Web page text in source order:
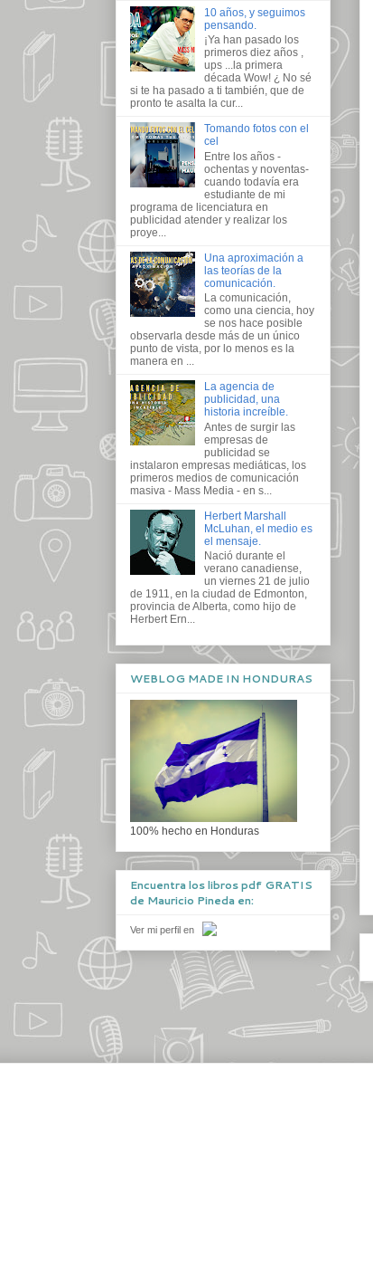
10 años, y seguimos
pensando.
¡Ya han pasado los
primeros diez años ,
ups ...la primera
década Wow! ¿ No sé
si te ha pasado a ti también, que de
pronto te asalta la cur...
Tomando fotos con el
cel
Entre los años -
ochentas y noventas-
cuando todavía era
estudiante de mi
programa de licenciatura en
publicidad atender y realizar los
proye...
Una aproximación a
las teorías de la
comunicación.
La comunicación,
como una ciencia, hoy
se nos hace posible
observarla desde más de un único
punto de vista, por lo menos es la
manera en ...
La agencia de
publicidad, una
historia increíble.
Antes de surgir las
empresas de
publicidad se
instalaron empresas mediáticas, los
primeros medios de comunicación
masiva - Mass Media - en s...
Herbert Marshall
McLuhan, el medio es
el mensaje.
Nació durante el
verano canadiense,
un viernes 21 de julio
de 1911, en la ciudad de Edmonton,
provincia de Alberta, como hijo de
Herbert Ern...
WEBLOG MADE IN HONDURAS
100% hecho en Honduras
Encuentra los libros pdf GRATIS
de Mauricio Pineda en:
Ver mi perfil en